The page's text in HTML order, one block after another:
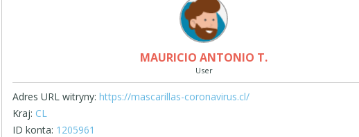
MAURICIO ANTONIO T.
User
Adres URL witryny: https://mascarillas-coronavirus.cl/
Kraj: CL
ID konta: 1205961